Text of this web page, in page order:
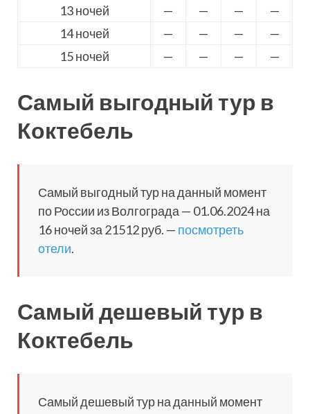
13 ночей — — —
—
14 ночей
— — —
—
15 ночей
— — — —
Самый выгодный тур в
Коктебель
Самый выгодный тур на данный момент
по России из Волгограда — 01.06.2024 на
16 ночей за 21512 руб. — посмотреть
отели.
Самый дешевый тур в
Коктебель
Самый дешевый тур на данный момент